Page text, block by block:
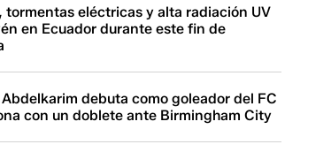
tormentas eléctricas y alta radiación UV
en Ecuador durante este fin de
Abdelkarim debuta como goleador del FC
con un doblete ante Birmingham City